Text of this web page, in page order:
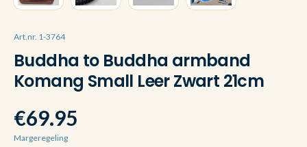
Art.nr. 1-3764
Buddha to Buddha armband
Komang Small Leer Zwart 21cm
€69.95
Margeregeling